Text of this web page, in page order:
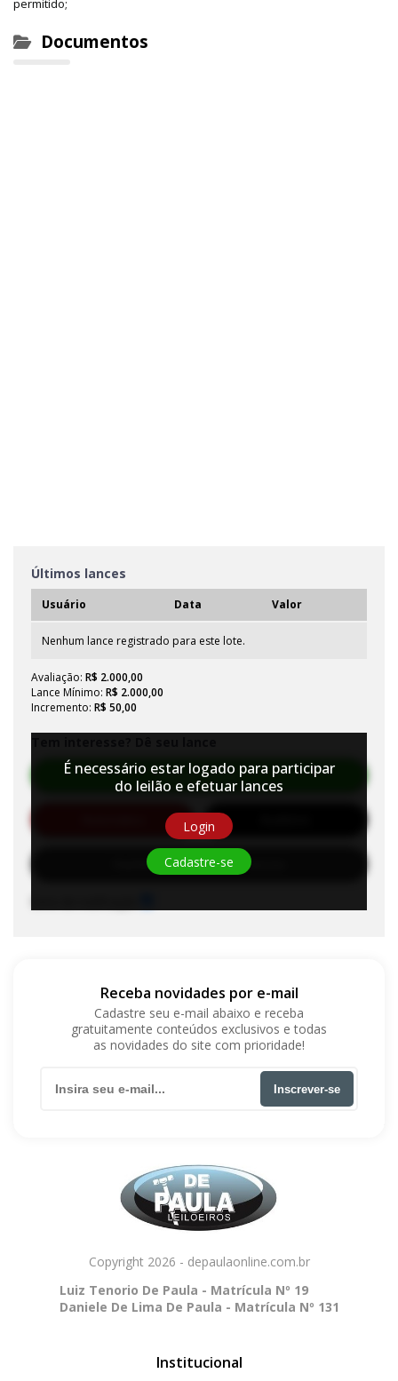
permitido;
Documentos
Últimos lances
Usuário Data Valor
Nenhum lance registrado para este lote.
Avaliação: R$ 2.000,00
Lance Mínimo: R$ 2.000,00
Incremento: R$ 50,00
Efetuar Lance
Habilite-se para efetuar lances
É necessário estar logado para participar
do leilão e efetuar lances
Login
Cadastre-se
Receba novidades por e-mail
Cadastre seu e-mail abaixo e receba
gratuitamente conteúdos exclusivos e todas
as novidades do site com prioridade!
Inscrever-se
Copyright 2026 - depaulaonline.com.br
Luiz Tenorio De Paula - Matrícula Nº 19
Daniele De Lima De Paula - Matrícula Nº 131
Institucional